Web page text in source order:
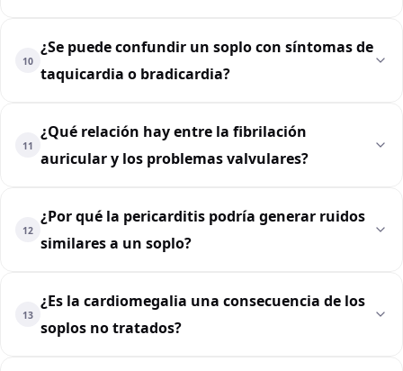
10
¿Se puede confundir un soplo con síntomas de
taquicardia o bradicardia?
11
¿Qué relación hay entre la fibrilación
auricular y los problemas valvulares?
12
¿Por qué la pericarditis podría generar ruidos
similares a un soplo?
13
¿Es la cardiomegalia una consecuencia de los
soplos no tratados?